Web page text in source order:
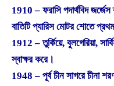
1910 – ফরাসি পদার্থবিদ
বাতিটি প্যারিস মোটর শোতে
1912 – তুর্কিয়ে, বুলগেরিয়া,
স্বাক্ষর করে।
1948 – পূর্ব চীন সাগরে চীনা